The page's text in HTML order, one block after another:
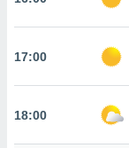
17:00
18:00